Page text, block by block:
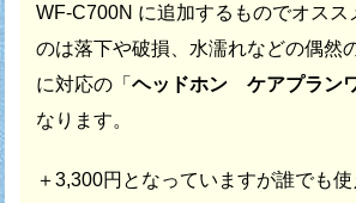
WF-C700N に追加するものでオスス
のは落下や破損、水濡れなどの偶然
に対応の「 ヘッドホン ケアプラン
なります。
＋3,300円となっていますが誰でも